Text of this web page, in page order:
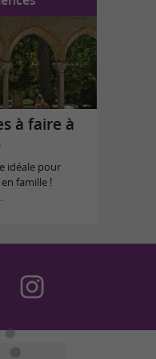
à faire à
idéale pour
famille !